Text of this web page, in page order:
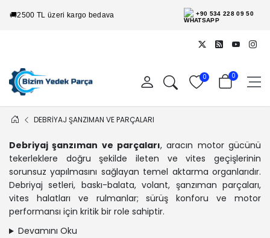
🚚2500 TL üzeri kargo bedava +90 534 228 09 50
0 0
DEBRİYAJ ŞANZIMAN VE PARÇALARI
Debriyaj şanzıman ve parçaları, aracın motor gücünü
tekerleklere doğru şekilde ileten ve vites geçişlerinin
sorunsuz yapılmasını sağlayan temel aktarma organlarıdır.
Debriyaj setleri, baskı-balata, volant, şanzıman parçaları,
vites halatları ve rulmanlar; sürüş konforu ve motor
performansı için kritik bir role sahiptir.
Devamını Oku